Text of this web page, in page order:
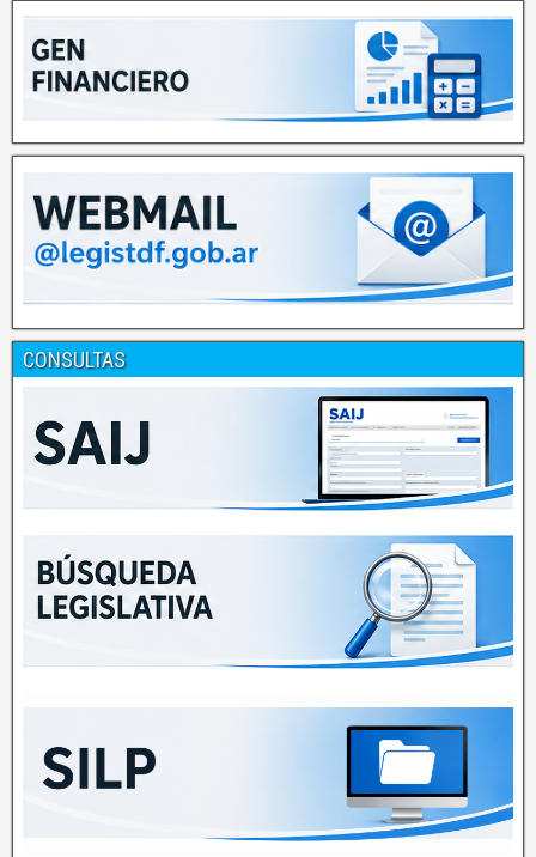
CONSULTAS